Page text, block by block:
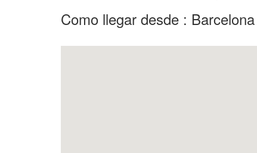
Como llegar desde :